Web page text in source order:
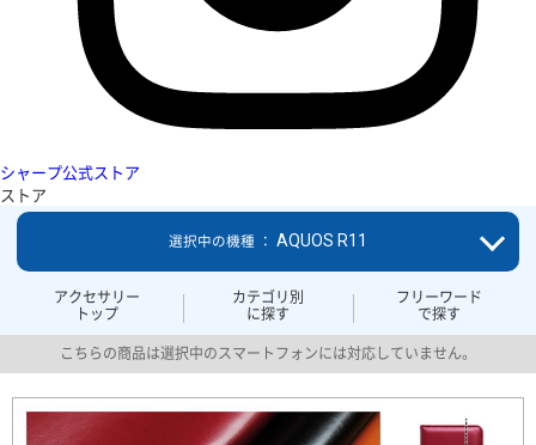
シャープ公式ストア
ストア
アクセサリー
トップ
カテゴリ別
に探す
フリーワード
で探す
選択中の機種 ： AQUOS R11
こちらの商品は選択中のスマートフォンには対応していません。